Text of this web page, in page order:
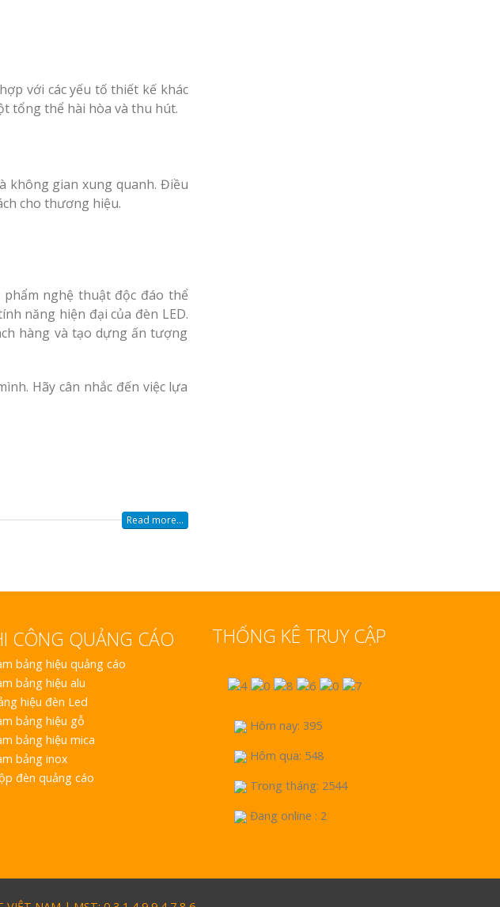
với các yếu tố thiết kế khác
tổng thể hài hòa và thu hút.
không gian xung quanh. Điều
cho thương hiệu.
nghệ thuật độc đáo thể
năng hiện đại của đèn LED.
hàng và tạo dựng ấn tượng
Hãy cân nhắc đến việc lựa
Read more...
CÔNG QUẢNG CÁO
bảng hiệu quảng cáo
bảng hiệu alu
hiệu đèn Led
bảng hiệu gỗ
bảng hiệu mica
bảng inox
đèn quảng cáo
THỐNG KÊ TRUY CẬP
Hôm nay: 395
Hôm qua: 548
Trong tháng: 2544
Đang online : 2